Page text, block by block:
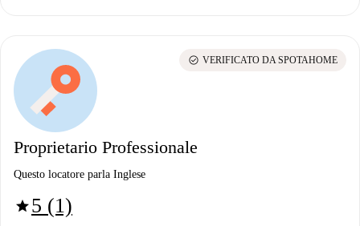
Proprietario Professionale
Questo locatore parla Inglese
star5 (1)
check_circle VERIFICATO DA SPOTAHOME